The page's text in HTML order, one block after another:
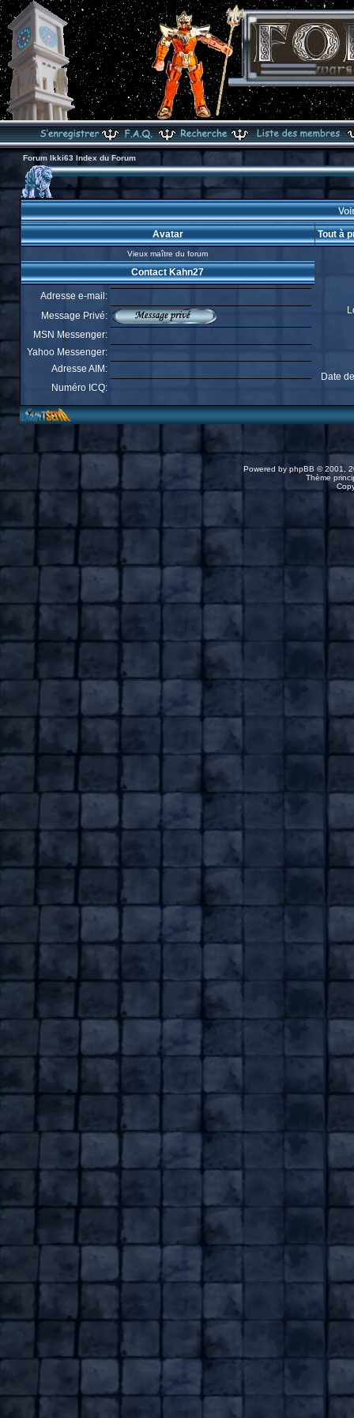
Forum Ikki63 Index du Forum
Avatar Tout à
Vieux maître du forum
Date
Contact Kahn27
Adresse e-mail:
Message Privé:
MSN Messenger:
Yahoo Messenger:
Adresse AIM:
Numéro ICQ:
Powered by phpBB © 2001,
Thème